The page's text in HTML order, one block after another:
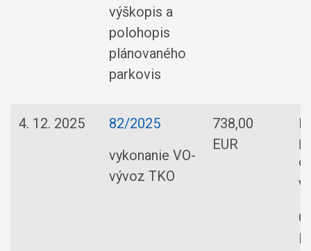
výškopis a
polohopis
plánovaného
parkovis
4. 12. 2025
82/2025
vykonanie VO-
vývoz TKO
738,00
EUR